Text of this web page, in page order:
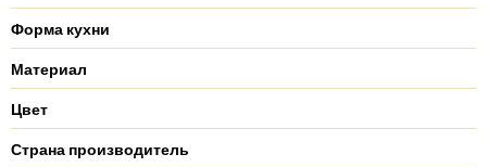
Форма кухни
Материал
Цвет
Страна производитель